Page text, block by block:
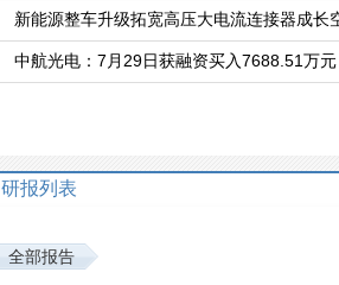
新能源整车升级拓宽高压大电流连接器成长
中航光电：7月29日获融资买入7688.51万元
研报列表
全部报告